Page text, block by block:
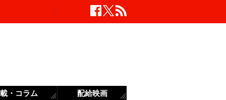
・コラム 配給映画